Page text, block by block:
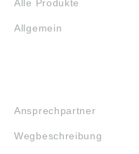
Alle Produkte
Allgemein
Ansprechpartner
Wegbeschreibung